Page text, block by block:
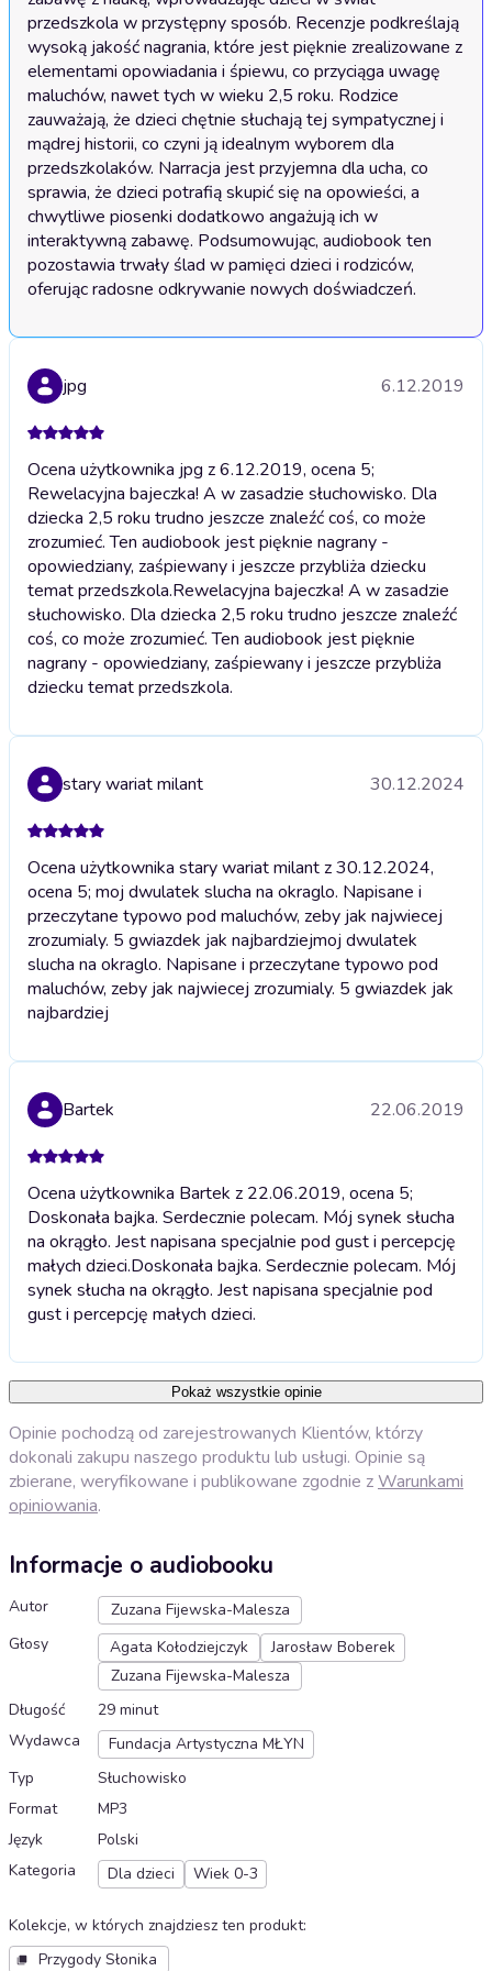
przedszkola w przystępny sposób. Recenzje podkreślają
wysoką jakość nagrania, które jest pięknie zrealizowane z
elementami opowiadania i śpiewu, co przyciąga uwagę
maluchów, nawet tych w wieku 2,5 roku. Rodzice
zauważają, że dzieci chętnie słuchają tej sympatycznej i
mądrej historii, co czyni ją idealnym wyborem dla
przedszkolaków. Narracja jest przyjemna dla ucha, co
sprawia, że dzieci potrafią skupić się na opowieści, a
chwytliwe piosenki dodatkowo angażują ich w
interaktywną zabawę. Podsumowując, audiobook ten
pozostawia trwały ślad w pamięci dzieci i rodziców,
oferując radosne odkrywanie nowych doświadczeń.
jpg 6.12.2019
Ocena użytkownika jpg z 6.12.2019, ocena 5;
Rewelacyjna bajeczka! A w zasadzie słuchowisko. Dla
dziecka 2,5 roku trudno jeszcze znaleźć coś, co może
zrozumieć. Ten audiobook jest pięknie nagrany -
opowiedziany, zaśpiewany i jeszcze przybliża dziecku
temat przedszkola.Rewelacyjna bajeczka! A w zasadzie
słuchowisko. Dla dziecka 2,5 roku trudno jeszcze znaleźć
coś, co może zrozumieć. Ten audiobook jest pięknie
nagrany - opowiedziany, zaśpiewany i jeszcze przybliża
dziecku temat przedszkola.
stary wariat milant 30.12.2024
Ocena użytkownika stary wariat milant z 30.12.2024,
ocena 5; moj dwulatek slucha na okraglo. Napisane i
przeczytane typowo pod maluchów, zeby jak najwiecej
zrozumialy. 5 gwiazdek jak najbardziejmoj dwulatek
slucha na okraglo. Napisane i przeczytane typowo pod
maluchów, zeby jak najwiecej zrozumialy. 5 gwiazdek jak
najbardziej
Bartek 22.06.2019
Ocena użytkownika Bartek z 22.06.2019, ocena 5;
Doskonała bajka. Serdecznie polecam. Mój synek słucha
na okrągło. Jest napisana specjalnie pod gust i percepcję
małych dzieci.Doskonała bajka. Serdecznie polecam. Mój
synek słucha na okrągło. Jest napisana specjalnie pod
gust i percepcję małych dzieci.
Pokaż wszystkie opinie
Opinie pochodzą od zarejestrowanych Klientów, którzy
dokonali zakupu naszego produktu lub usługi. Opinie są
zbierane, weryfikowane i publikowane zgodnie zWarunkami
opiniowania.
Informacje o audiobooku
Autor
Zuzana Fijewska-Malesza
Głosy
Agata Kołodziejczyk
Jarosław Boberek
Zuzana Fijewska-Malesza
Długość
29 minut
Wydawca
Fundacja Artystyczna MŁYN
Typ
Słuchowisko
Format
MP3
Język
Polski
Kategoria
Dla dzieci Wiek 0-3
Kolekcje, w których znajdziesz ten produkt:
Przygody Słonika